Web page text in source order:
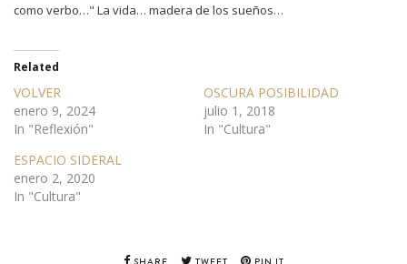
como verbo…" La vida… madera de los sueños…
Related
VOLVER
enero 9, 2024
In "Reflexión"
OSCURA POSIBILIDAD
julio 1, 2018
In "Cultura"
ESPACIO SIDERAL
enero 2, 2020
In "Cultura"
SHARE TWEET PIN IT